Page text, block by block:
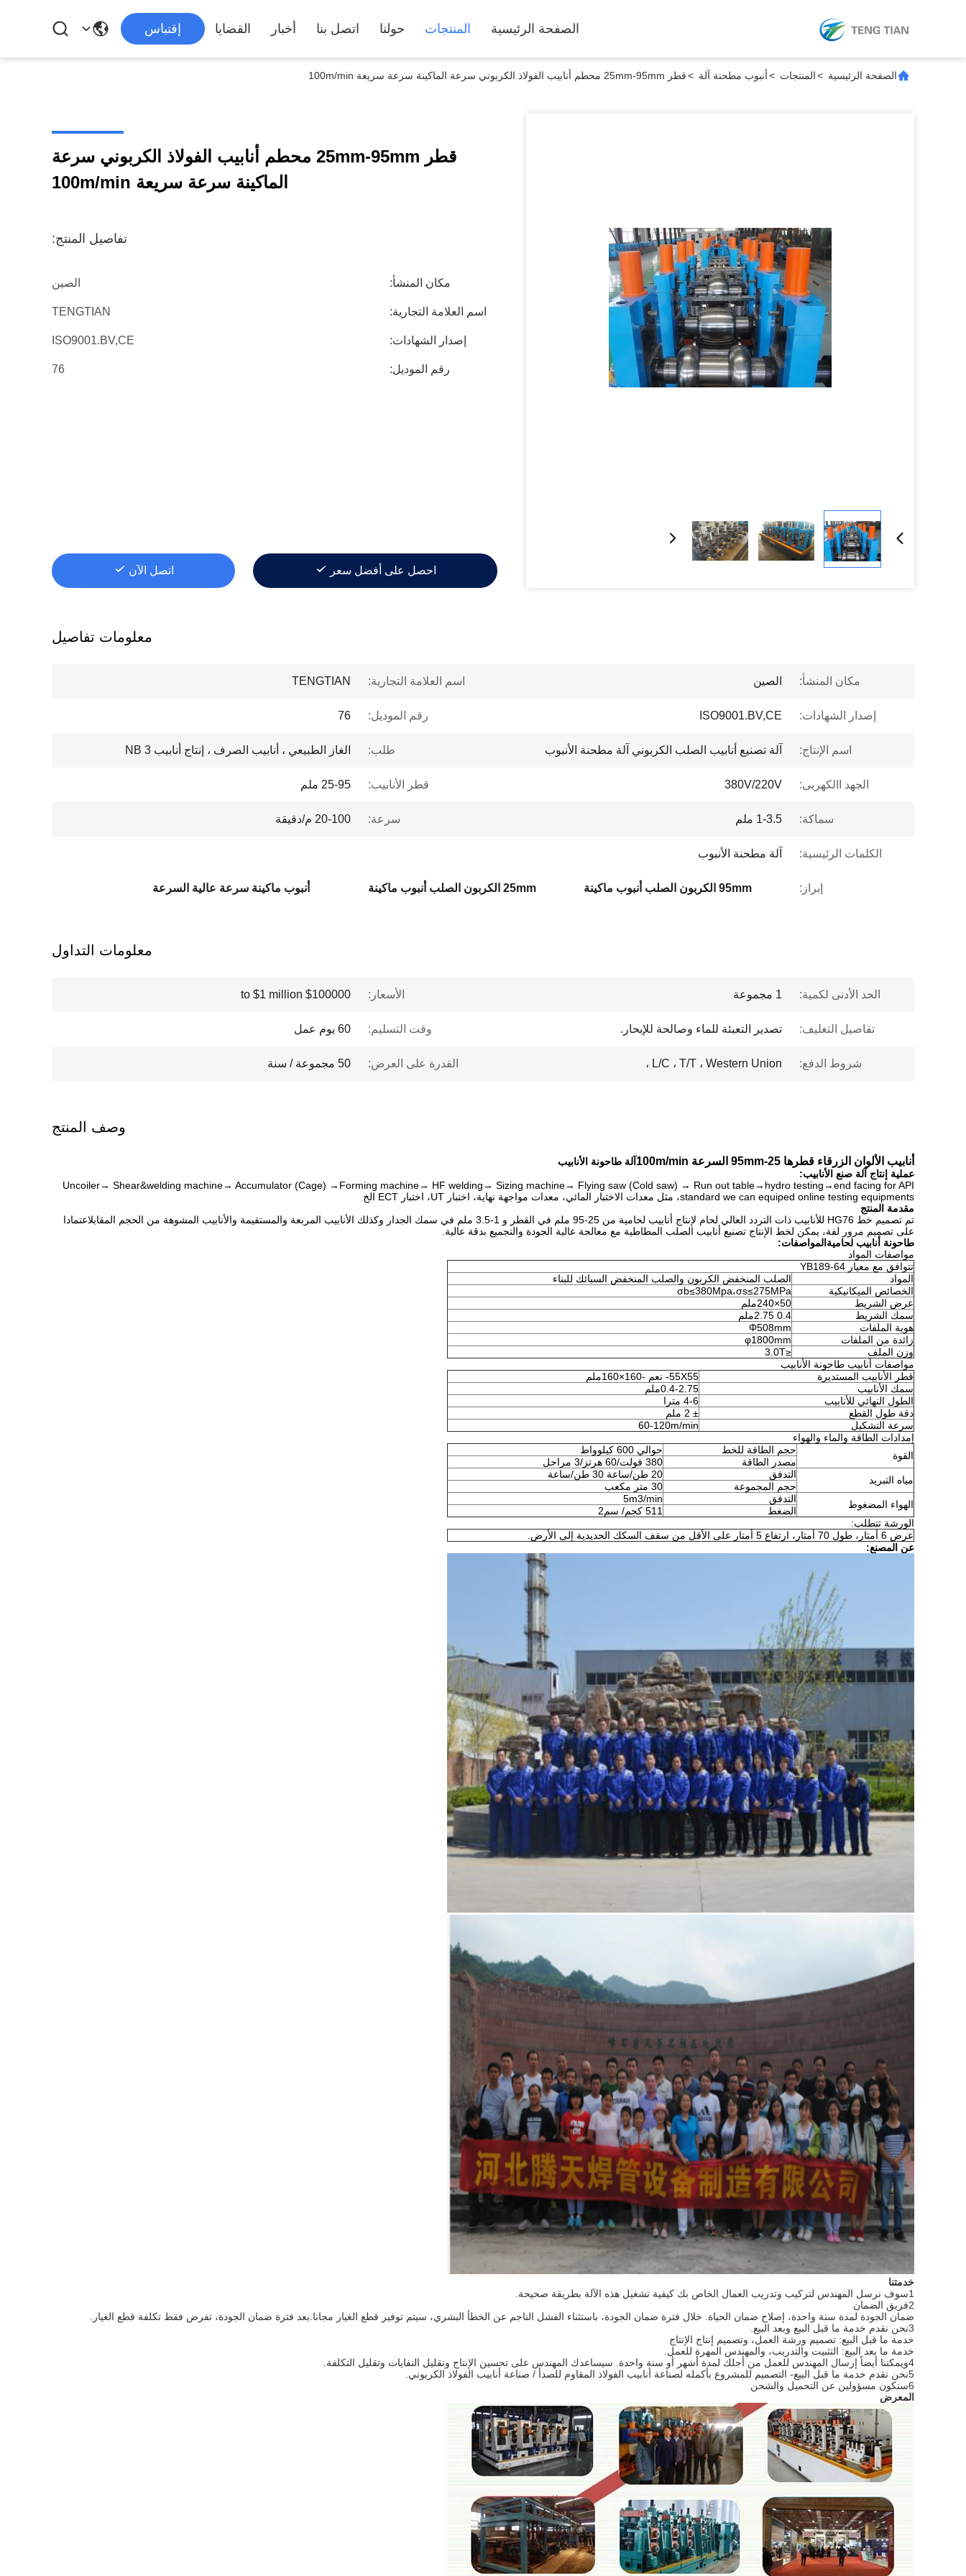
الصفحة الرئيسية المنتجات حولنا اتصل بنا أخبار القضايا إقتباس
الصفحة الرئيسية >المنتجات >أنبوب مطحنة آلة >قطر 25mm-95mm محطم أنابيب الفولاذ الكربوني سرعة الماكينة سرعة سريعة 100m/min
قطر 25mm-95mm محطم أنابيب الفولاذ الكربوني سرعة
الماكينة سرعة سريعة 100m/min
تفاصيل المنتج:
مكان المنشأ: الصين
اسم العلامة التجارية: TENGTIAN
إصدار الشهادات: ISO9001.BV,CE
رقم الموديل: 76
احصل على أفضل سعر اتصل الآن
معلومات تفاصيل
مكان المنشأ: الصين اسم العلامة التجارية: TENGTIAN
إصدار الشهادات: ISO9001.BV,CE رقم الموديل: 76
اسم الإنتاج: آلة تصنيع أنابيب الصلب الكربوني آلة مطحنة الأنبوب طلب: الغاز الطبيعي ، أنابيب الصرف ، إنتاج أنابيب 3 NB
الجهد االكهربى: 380V/220V قطر الأنابيب: 25-95 ملم
سماكة: 1-3.5 ملم سرعة: 20-100 م/دقيقة
الكلمات الرئيسية: آلة مطحنة الأنبوب
إبراز: 95mm الكربون الصلب أنبوب ماكينة 25mm الكربون الصلب أنبوب ماكينة أنبوب ماكينة سرعة عالية السرعة
معلومات التداول
الحد الأدنى لكمية: 1 مجموعة الأسعار: $100000 to $1 million
تفاصيل التغليف: تصدير التعبئة للماء وصالحة للإبحار. وقت التسليم: 60 يوم عمل
شروط الدفع: L/C ، T/T ، Western Union ، القدرة على العرض: 50 مجموعة / سنة
وصف المنتج
أنابيب الألوان الزرقاء قطرها 25-95mm السرعة 100m/min
آلة طاحونة الأنابيب
عملية إنتاج آلة صنع الأنابيب:
Uncoiler→ Shear&welding machine→ Accumulator (Cage) →Forming machine→ HF welding→ Sizing machine→ Flying saw (Cold saw) → Run out table→hydro testing→end facing for API
standard we can equiped online testing equipments، مثل معدات الاختبار المائي، معدات مواجهة نهاية، اختبار UT، اختبار ECT الخ
مقدمة المنتج
تم تصميم خط HG76 للأنابيب ذات التردد العالي لحام لإنتاج أنابيب لحامية من 25-95 ملم في القطر و 1-3.5 ملم في سمك الجدار وكذلك الأنابيب المربعة والمستقيمة والأنابيب المشوهة من الحجم المقابلاعتمادا
على تصميم مرور لفة، يمكن لخط الإنتاج تصنيع أنابيب الصلب المطاطية مع معالجة عالية الجودة والتجميع بدقة عالية.
طاحونة أنابيب لحامية المواصفات:
مواصفات المواد
تتوافق مع معيار YB189-64
المواد
الصلب المنخفض الكربون والصلب المنخفض السبائك للبناء
الخصائص الميكانيكية
σb≤380Mpa،σs≤275MPa
عرض الشريط
50×240ملم
سمك الشريط
0.4 ‬2.75ملم
هوية الملفات
Φ508mm
زائدة من الملفات
φ1800mm
وزن الملف
≤3.0T
مواصفات أنابيب طاحونة الأنابيب
قطر الأنابيب المستديرة
55X55- نعم -160×160ملم
سمك الأنابيب
0.4-2.75ملم
الطول النهائي للأنابيب
4-6 مترا
دقة طول القطع
± 2 ملم
سرعة التشكيل
60-120m/min
إمدادات الطاقة والماء والهواء
القوة
حجم الطاقة للخط
حوالي 600 كيلوواط
مصدر الطاقة
380 فولت/60 هرتز/3 مراحل
مياه التبريد
التدفق
20 طن/ساعة 30 طن/ساعة
حجم المجموعة
30 متر مكعب
الهواء المضغوط
التدفق
5m3/min
الضغط
511 كجم/ سم2
الورشة تتطلب:
عرض 6 أمتار، طول 70 أمتار، ارتفاع 5 أمتار على الأقل من سقف السكك الحديدية إلى الأرض.
عن المصنع:
خدمتنا
1سوف نرسل المهندس لتركيب وتدريب العمال الخاص بك كيفية تشغيل هذه الآلة بطريقة صحيحة.
2فريق الضمان
ضمان الجودة لمدة سنة واحدة، إصلاح ضمان الحياة. خلال فترة ضمان الجودة، باستثناء الفشل الناجم عن الخطأ البشري، سيتم توفير قطع الغيار مجانا.بعد فترة ضمان الجودة، تفرض فقط تكلفة قطع الغيار.
3نحن نقدم خدمة ما قبل البيع وبعد البيع.
خدمة ما قبل البيع: تصميم ورشة العمل، وتصميم إنتاج الإنتاج
خدمة ما بعد البيع: التثبيت والتدريب، والمهندس المهرة للعمل.
4ويمكننا أيضاً إرسال المهندس للعمل من أجلك لمدة أشهر أو سنة واحدة. سيساعدك المهندس على تحسين الإنتاج وتقليل النفايات وتقليل التكلفة.
5نحن نقدم خدمة ما قبل البيع- التصميم للمشروع بأكمله لصناعة أنابيب الفولاذ المقاوم للصدأ / صناعة أنابيب الفولاذ الكربوني.
6سنكون مسؤولين عن التحميل والشحن
المعرض